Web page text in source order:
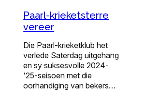
Paarl-krieketsterre
vereer
Die Paarl-krieketklub het
verlede Saterdag uitgehang
en sy suksesvolle 2024-
'25-seisoen met die
oorhandiging van bekers…